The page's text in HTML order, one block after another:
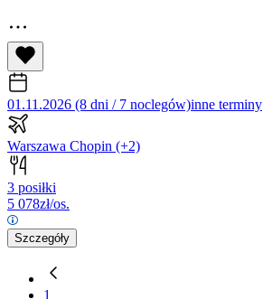
01.11.2026 (8 dni / 7 noclegów)inne terminy
Warszawa Chopin (+2)
3 posiłki
5 078zł/os.
Szczegóły
1